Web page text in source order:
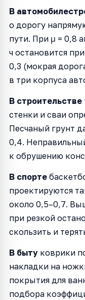
В
о дорогу
пути. При μ = 0,8
ч остановится
0,3 (мокрая
в три корпуса
В строительстве
стенки и сваи
Песчаный грунт
0,4.
к обрушению
В спорте
проектируются
около 0,5–0,7.
при резкой
скользить и
В быту коврики
накладки на
покрытия для
подбора